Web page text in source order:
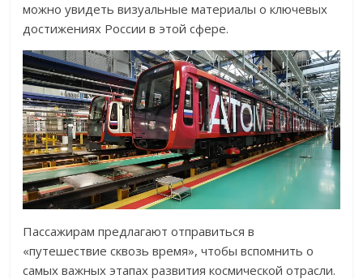
можно увидеть визуальные материалы о ключевых
достижениях России в этой сфере.
Пассажирам предлагают отправиться в
«путешествие сквозь время», чтобы вспомнить о
самых важных этапах развития космической отрасли.